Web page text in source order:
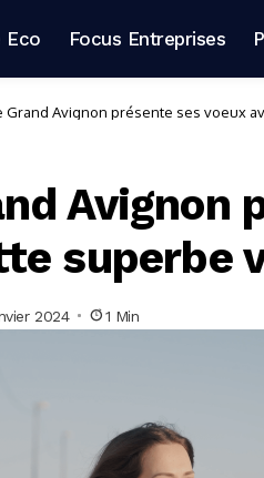
Eco Focus Entreprises
Grand Avignon présente ses voeux
Avignon
superbe
2024 1 Min